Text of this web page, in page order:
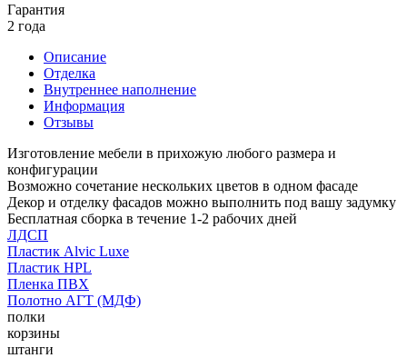
Гарантия
2 года
Описание
Отделка
Внутреннее наполнение
Информация
Отзывы
Изготовление мебели в прихожую любого размера и
конфигурации
Возможно сочетание нескольких цветов в одном фасаде
Декор и отделку фасадов можно выполнить под вашу задумку
Бесплатная сборка в течение 1-2 рабочих дней
ЛДСП
Пластик Alvic Luxe
Пластик HPL
Пленка ПВХ
Полотно АГТ (МДФ)
полки
корзины
штанги